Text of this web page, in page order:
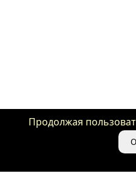
Продолжая
даете нам свое
файлов cookie для